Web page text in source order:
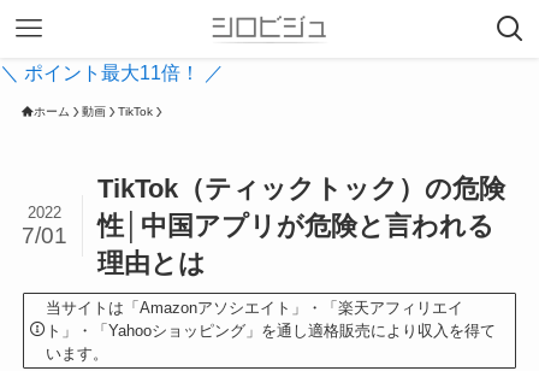
＼ ポイント最大11倍！ ／
ホーム 動画 TikTok
TikTok（ティックトック）の危険
性│中国アプリが危険と言われる
理由とは
2022
7/01
当サイトは「Amazonアソシエイト」・「楽天アフィリエイ
ト」・「Yahooショッピング」を通し適格販売により収入を得て
います。